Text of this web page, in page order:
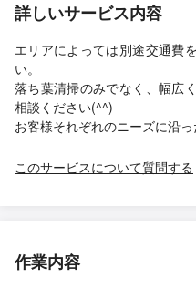
詳しいサービス内容
エリアによっては別途交通費
い。
落ち葉清掃のみでなく、幅広
相談ください(^^)
お客様それぞれのニーズに沿
このサービスについて質問する
作業内容